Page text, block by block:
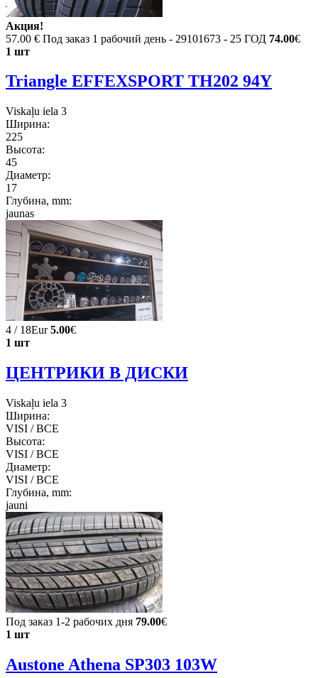
Акция!
57.00 € Под заказ 1 рабочий день - 29101673 - 25 ГОД 74.00€
1 шт
Triangle EFFEXSPORT TH202 94Y
Viskaļu iela 3
Ширина:
225
Высота:
45
Диаметр:
17
Глубина, mm:
jaunas
4 / 18Eur 5.00€
1 шт
ЦЕНТРИКИ В ДИСКИ
Viskaļu iela 3
Ширина:
VISI / ВСЕ
Высота:
VISI / ВСЕ
Диаметр:
VISI / ВСЕ
Глубина, mm:
jauni
Под заказ 1-2 рабочих дня 79.00€
1 шт
Austone Athena SP303 103W